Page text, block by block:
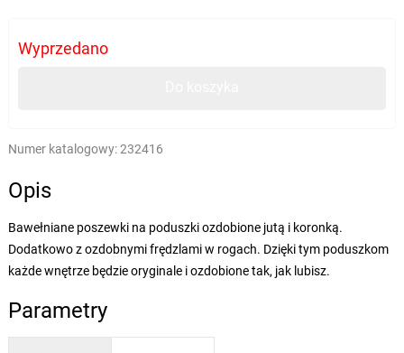
Wyprzedano
Numer katalogowy:232416
Opis
Bawełniane poszewki na poduszki ozdobione jutą i koronką.
Dodatkowo z ozdobnymi frędzlami w rogach. Dzięki tym poduszkom
każde wnętrze będzie oryginale i ozdobione tak, jak lubisz.
Parametry